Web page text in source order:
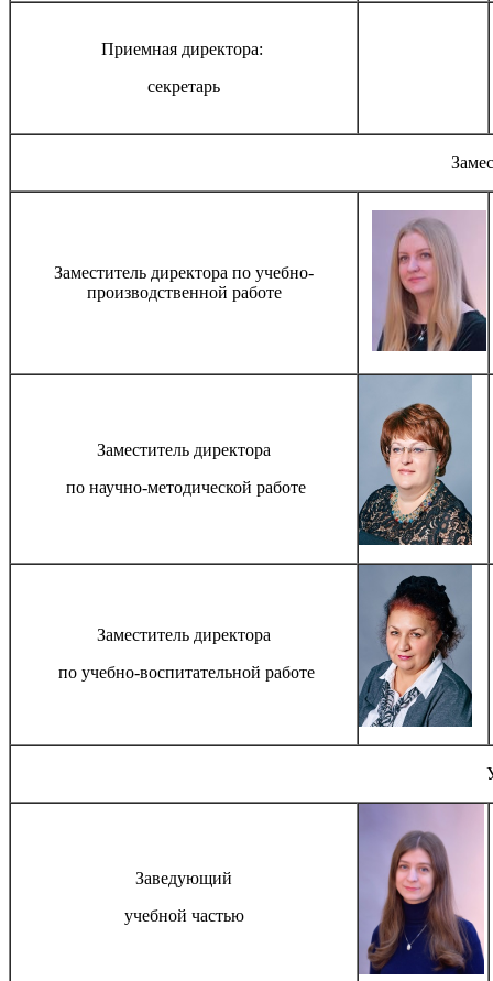
Приемная директора:
секретарь
Заместитель директора по учебно-
производственной работе
Заместитель директора
по научно-методической работе
Заместитель директора
по учебно-воспитательной работе
Заведующий
учебной частью